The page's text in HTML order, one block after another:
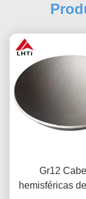
Gr12
hemisféricas